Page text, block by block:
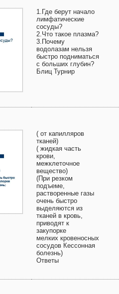
1.Где берут начало
лимфатические
сосуды?
2.Что такое плазма?
3.Почему
водолазам нельзя
быстро подниматься
с больших глубин?
Блиц Турнир
( от капилляров
тканей)
( жидкая часть
крови,
межклеточное
вещество)
(При резком
подъеме,
растворенные газы
очень быстро
выделяются из
тканей в кровь,
приводят к
закупорке
мелких кровеносных
сосудов Кессонная
болезнь)
Ответы